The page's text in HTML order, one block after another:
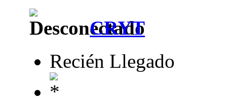
CRYT
Recién Llegado